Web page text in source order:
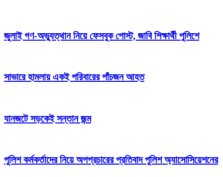
জুলাই গণ-অভ্যুত্থান নিয়ে ফেসবুক পোস্ট, জাবি শিক্ষার্থী পুলিশে
সাভারে হামলায় একই পরিবারের পাঁচজন আহত
যানজটে সড়কেই সন্তান জন্ম
পুলিশ কর্মকর্তাদের নিয়ে অপপ্রচারের প্রতিবাদ পুলিশ অ্যাসোসিয়েশনের